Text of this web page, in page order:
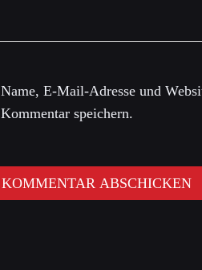
Name, E-Mail-Adresse und
Kommentar speichern.